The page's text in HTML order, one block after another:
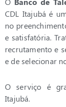
CDL Itajubá é
no
e satisfatória.
recrutamento e
e de selecionar
O serviço é
Itajubá.